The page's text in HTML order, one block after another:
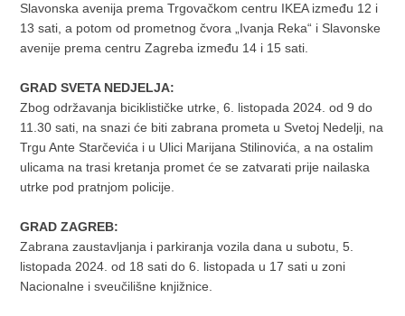
Slavonska avenija prema Trgovačkom centru IKEA između 12 i
13 sati, a potom od prometnog čvora „Ivanja Reka“ i Slavonske
avenije prema centru Zagreba između 14 i 15 sati.
GRAD SVETA NEDJELJA:
Zbog održavanja biciklističke utrke, 6. listopada 2024. od 9 do
11.30 sati, na snazi će biti zabrana prometa u Svetoj Nedelji, na
Trgu Ante Starčevića i u Ulici Marijana Stilinovića, a na ostalim
ulicama na trasi kretanja promet će se zatvarati prije nailaska
utrke pod pratnjom policije.
GRAD ZAGREB:
Zabrana zaustavljanja i parkiranja vozila dana u subotu, 5.
listopada 2024. od 18 sati do 6. listopada u 17 sati u zoni
Nacionalne i sveučilišne knjižnice.